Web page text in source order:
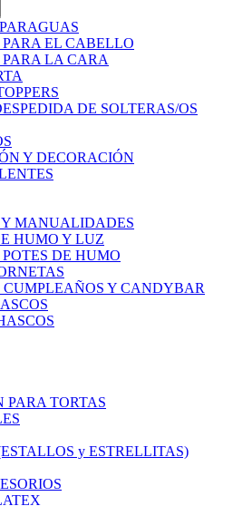
PARA EL CABELLO
PARA LA CARA
DE SOLTERAS/OS
Y DECORACIÓN
MANUALIDADES
HUMO Y LUZ
DE HUMO
CUMPLEAÑOS Y CANDYBAR
PARA TORTAS
y ESTRELLITAS)